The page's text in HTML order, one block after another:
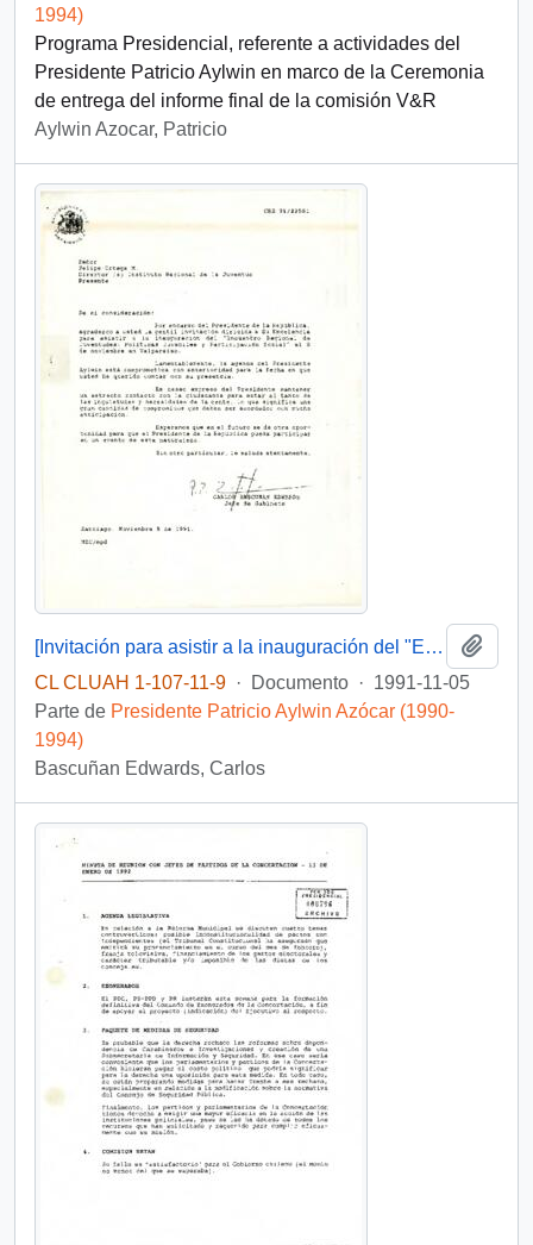
1994)
Programa Presidencial, referente a actividades del
Presidente Patricio Aylwin en marco de la Ceremonia
de entrega del informe final de la comisión V&R
Aylwin Azocar, Patricio
[Invitación para asistir a la inauguración del "Encuentro Regional de Juventudes: Políticas Juveniles y Participación Social"]
CL CLUAH 1-107-11-9 · Documento · 1991-11-05
Parte de Presidente Patricio Aylwin Azócar (1990-
1994)
Bascuñan Edwards, Carlos